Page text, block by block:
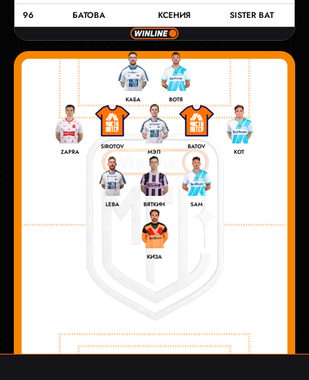
96
БАТОВА КСЕНИЯ SISTER BAT
КАБА ВОТЯ
ZAPRA
SIROTOV
МЭЛ
BATOV
КОТ
LEBA ВЯТКИН SAM
КИЗА